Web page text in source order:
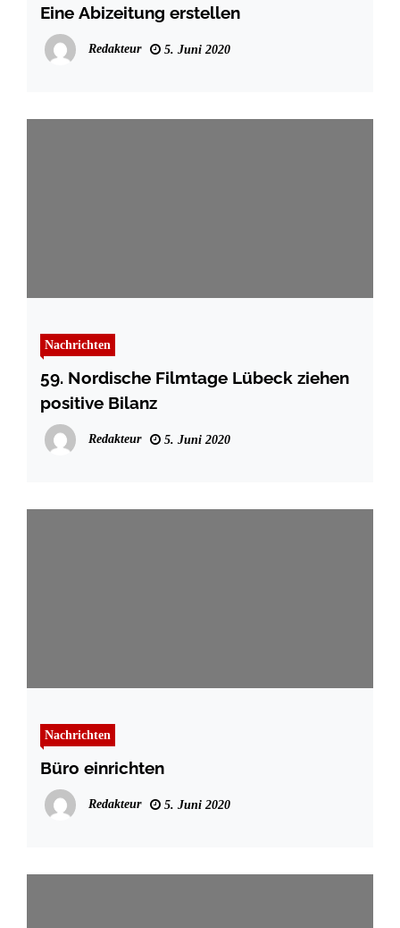
Eine Abizeitung erstellen
Redakteur 5. Juni 2020
Nachrichten
59. Nordische Filmtage Lübeck ziehen
positive Bilanz
Redakteur 5. Juni 2020
Nachrichten
Büro einrichten
Redakteur 5. Juni 2020